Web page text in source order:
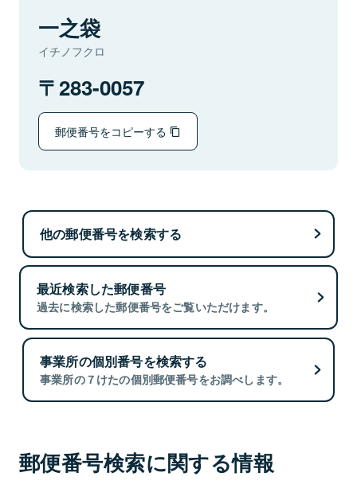
一之袋
イチノフクロ
283-0057
郵便番号をコピーする
他の郵便番号を検索する
最近検索した郵便番号
過去に検索した郵便番号をご覧いただけます。
事業所の個別番号を検索する
事業所の７けたの個別郵便番号をお調べします。
郵便番号検索に関する情報